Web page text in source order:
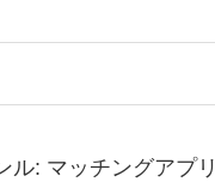
ル: マッチングアプリ